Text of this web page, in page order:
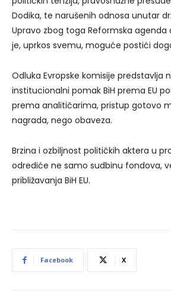
Dodika, te narušenih odnosa unutar
Upravo zbog toga Reformska agenda
je, uprkos svemu, moguće postići
Odluka Evropske komisije predstavlja
institucionalni pomak BiH prema EU
prema analitičarima, pristup gotovo
nagrada, nego obaveza.
Brzina i ozbiljnost političkih aktera u
odrediće ne samo sudbinu fondova,
približavanja BiH EU.
Facebook X